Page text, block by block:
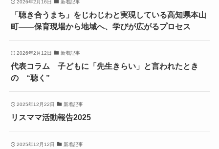
2026年2月16日 新着記事
「聴き合うまち」をじわじわと実現している高知県本山
町――保育現場から地域へ、学びが広がるプロセス
2026年2月12日 新着記事
代表コラム 子どもに「先生きらい」と言われたとき
の “聴く”
2025年12月22日 新着記事
リスママ活動報告2025
2025年12月12日 新着記事